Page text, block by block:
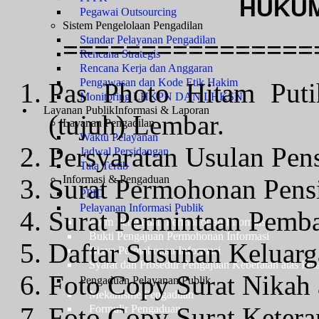
Pegawai Outsourcing
Sistem Pengelolaan Pengadilan
Standar Pelayanan Pengadilan
Rencana Strategis
Rencana Kerja dan Anggaran
Pengawasan dan Kode Etik Hakim
Monitoring LHKPN DAN LHKSN
Layanan PublikInformasi & Laporan
Layanan Pengadilan
Waktu Pelayanan
Jadwal Persidangan
Tata Tertib
Informasi & Pengaduan
PPID
Pelayanan Informasi Publik
Form Pengajuan Permohonan Informasi
Bukti Pengajuan Permohonan Informasi
Biaya Permohonan Informasi
Syarat dan Prosedur Pengajuan Keberatan atas
Pengaduan Pelayanan Publik
Mekanisme Pengaduan
Formulir Pengaduan
Pas Photo Hitam
(tujuh) Lembar.
Persyaratan Usulan
Surat Permohonan
Surat Permintaan
Daftar Susunan
Foto Copy Surat